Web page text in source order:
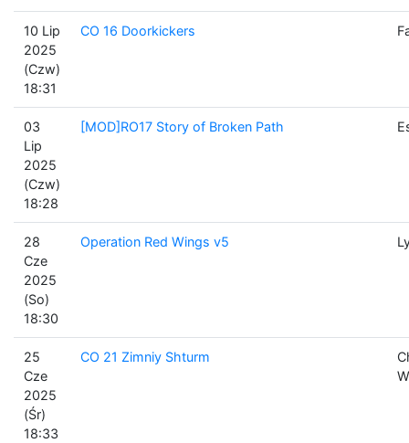
10 Lip
2025
(Czw)
18:31
CO 16 Doorkickers
03
Lip
2025
(Czw)
18:28
[MOD]RO17 Story of Broken Path
28
Cze
2025
(So)
18:30
Operation Red Wings v5
25
Cze
2025
(Śr)
18:33
CO 21 Zimniy Shturm